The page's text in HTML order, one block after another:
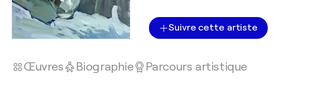
Suivre cette artiste
Œuvres Biographie Parcours artistique